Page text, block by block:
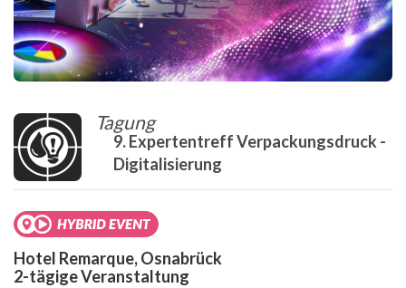
Tagung
9. Expertentreff Verpackungsdruck -
Digitalisierung
Hotel Remarque, Osnabrück
2-tägige Veranstaltung